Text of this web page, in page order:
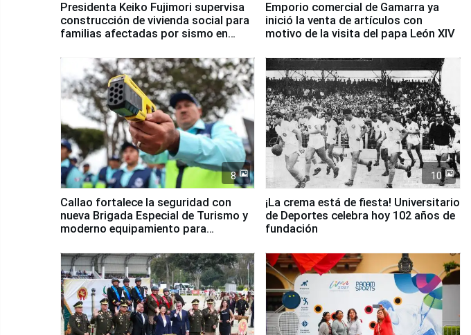
Presidenta Keiko Fujimori supervisa
construcción de vivienda social para
familias afectadas por sismo en
Emporio comercial de Gamarra ya
inició la venta de artículos con
motivo de la visita del papa León XIV
8
Callao fortalece la seguridad con
nueva Brigada Especial de Turismo y
moderno equipamiento para
10
¡La crema está de fiesta! Universitario
de Deportes celebra hoy 102 años de
fundación